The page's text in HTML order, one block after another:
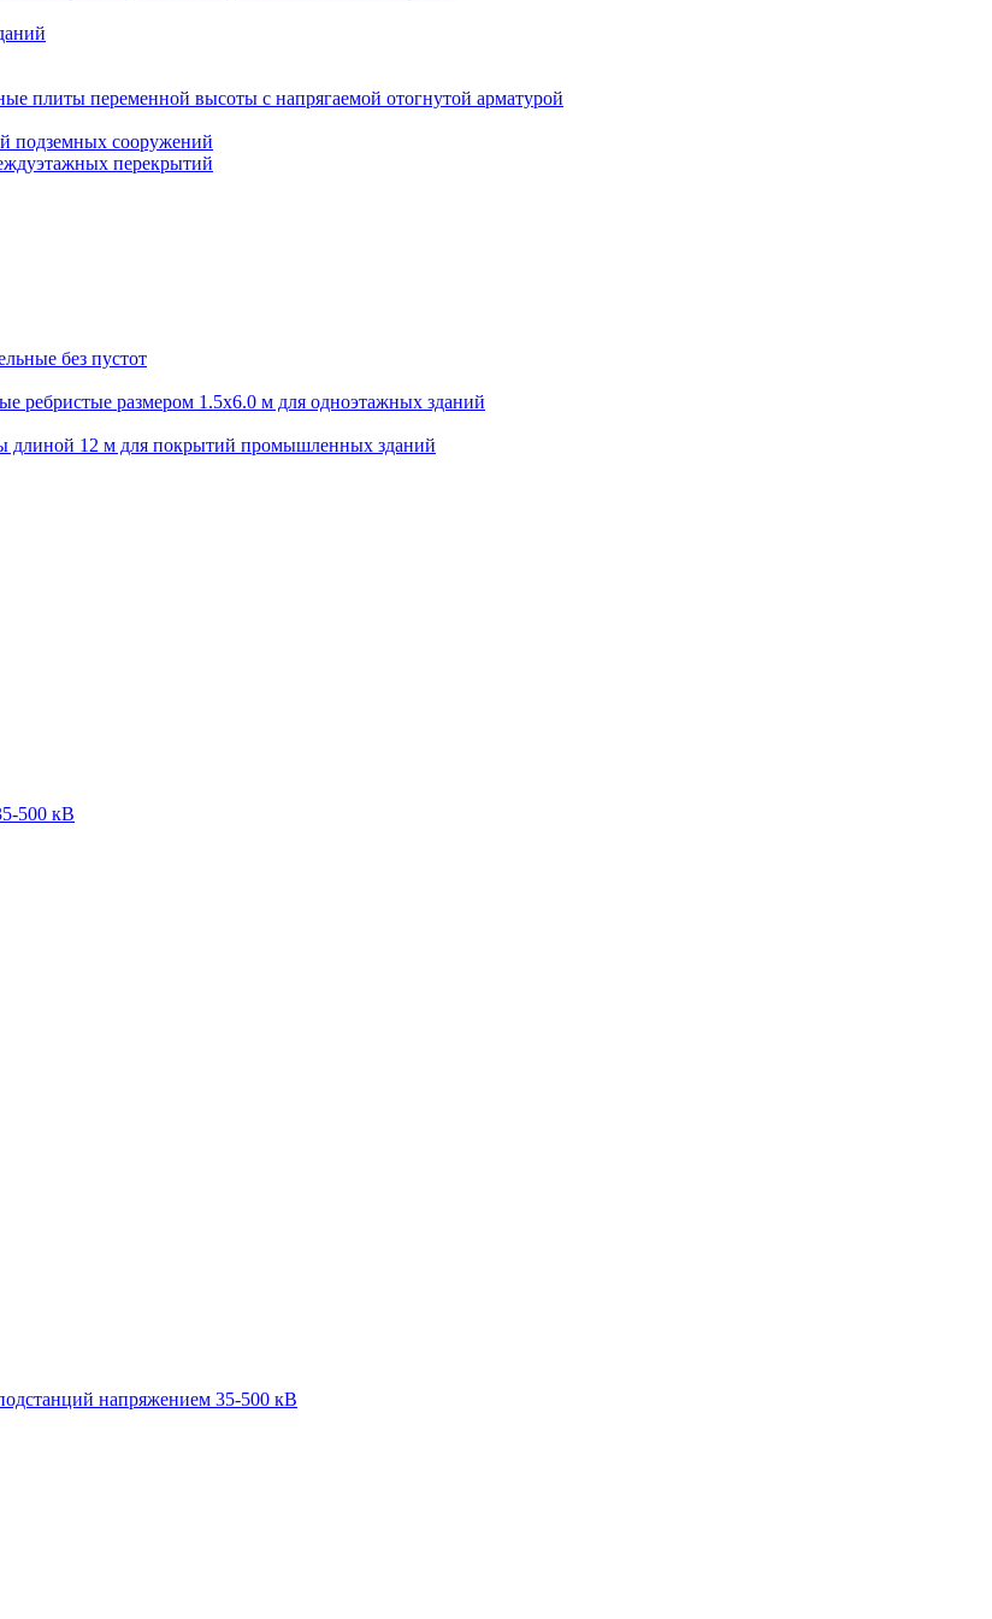
плиты переменной высоты с напрягаемой отогнутой арматурой
подземных сооружений
перекрытий
без пустот
ребристые размером 1.5х6.0 м для одноэтажных зданий
длиной 12 м для покрытий промышленных зданий
500 кВ
напряжением 35-500 кВ